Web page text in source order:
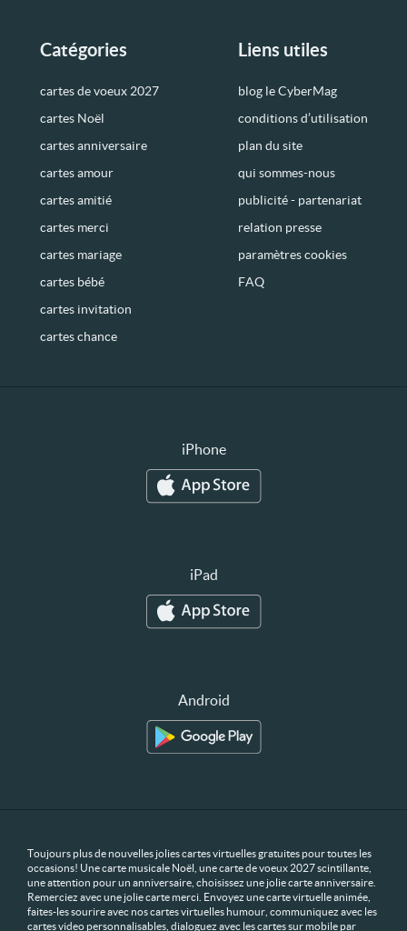
Catégories
cartes de voeux 2027
cartes Noël
cartes anniversaire
cartes amour
cartes amitié
cartes merci
cartes mariage
cartes bébé
cartes invitation
cartes chance
Liens utiles
blog le CyberMag
conditions d’utilisation
plan du site
qui sommes-nous
publicité - partenariat
relation presse
paramètres cookies
FAQ
iPhone
iPad
Android
Toujours plus de nouvelles jolies cartes virtuelles gratuites pour toutes les
occasions! Une carte musicale Noël, une carte de voeux 2027 scintillante,
une attention pour un anniversaire, choisissez une jolie carte anniversaire.
Remerciez avec une jolie carte merci. Envoyez une carte virtuelle animée,
faites-les sourire avec nos cartes virtuelles humour, communiquez avec les
cartes video personnalisables, dialoguez avec les cartes sur mobile par